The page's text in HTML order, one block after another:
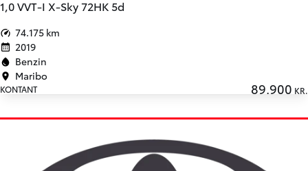
1,0 VVT-I X-Sky 72HK 5d
74.175 km
2019
Benzin
Maribo
KONTANT 89.900 KR.